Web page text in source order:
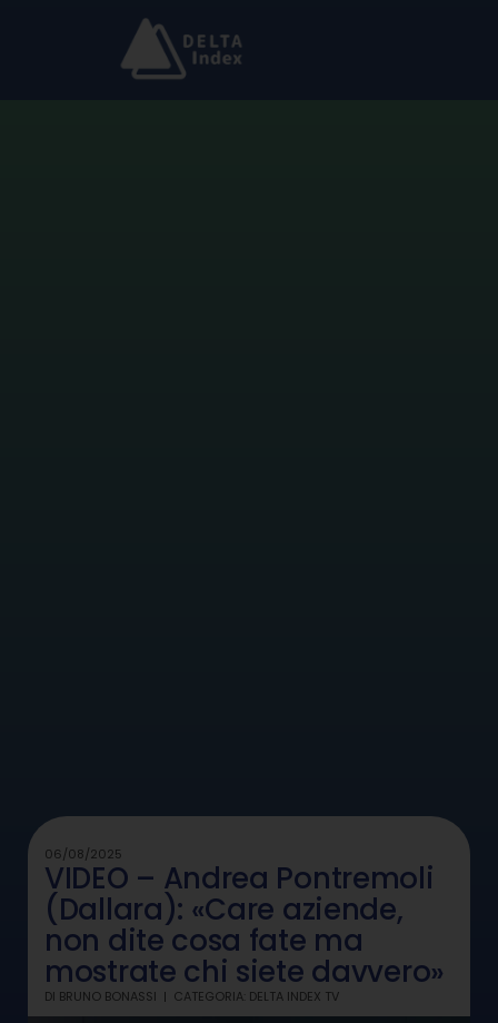
06/08/2025
VIDEO – Andrea Pontremoli
(Dallara): «Care aziende,
non dite cosa fate ma
mostrate chi siete davvero»
DI BRUNO BONASSI CATEGORIA: DELTA INDEX TV